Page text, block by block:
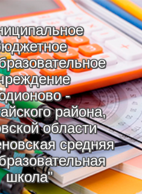
-
района,
области
средняя
школа"